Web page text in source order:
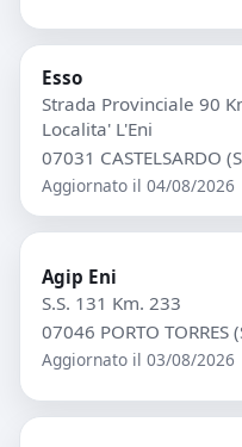
Esso
Strada Provinciale 90
Localita' L'Eni
07031 CASTELSARDO
Aggiornato il 04/08/2026
Agip Eni
S.S. 131 Km. 233
07046 PORTO TORRES
Aggiornato il 03/08/2026